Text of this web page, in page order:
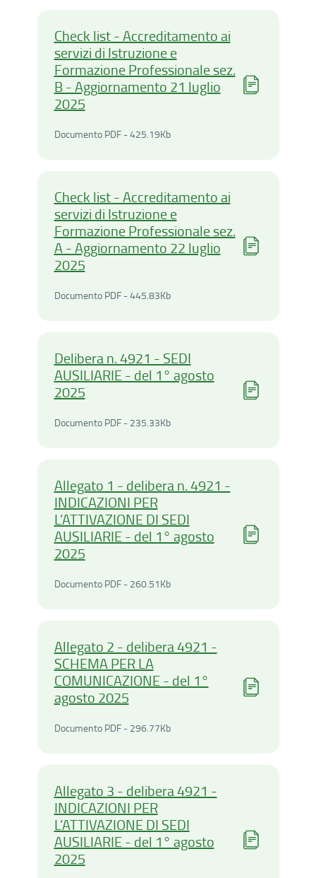
Check list - Accreditamento ai
servizi di Istruzione e
Formazione Professionale sez.
B - Aggiornamento 21 luglio
2025
Documento PDF - 425.19KbDocumento PDF -
Check list - Accreditamento ai
servizi di Istruzione e
Formazione Professionale sez.
A - Aggiornamento 22 luglio
2025
Documento PDF - 445.83KbDocumento PDF -
Delibera n. 4921 - SEDI
AUSILIARIE - del 1° agosto
2025
Documento PDF - 235.33KbDocumento PDF -
Allegato 1 - delibera n. 4921 -
INDICAZIONI PER
L’ATTIVAZIONE DI SEDI
AUSILIARIE - del 1° agosto
2025
Documento PDF - 260.51KbDocumento PDF -
Allegato 2 - delibera 4921 -
SCHEMA PER LA
COMUNICAZIONE - del 1°
agosto 2025
Documento PDF - 296.77KbDocumento PDF -
Allegato 3 - delibera 4921 -
INDICAZIONI PER
L’ATTIVAZIONE DI SEDI
AUSILIARIE - del 1° agosto
2025